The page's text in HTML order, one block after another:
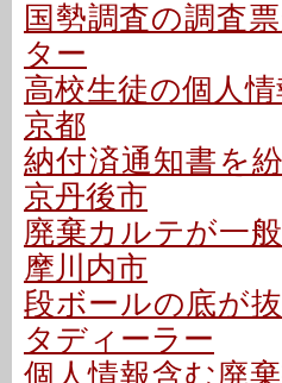
国勢調査の調査
ター
高校生徒の個人
京都
納付済通知書を
京丹後市
廃棄カルテが一
摩川内市
段ボールの底が
タディーラー
個人情報含む廃